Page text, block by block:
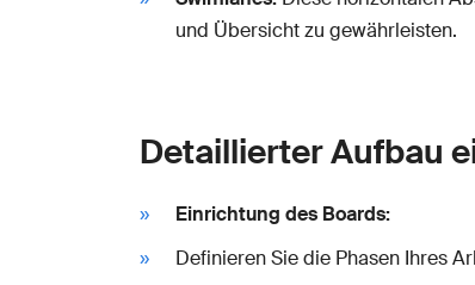
und Übersicht zu gewährleisten.
Detaillierter Aufbau
Einrichtung des Boards:
Definieren Sie die Phasen Ihres